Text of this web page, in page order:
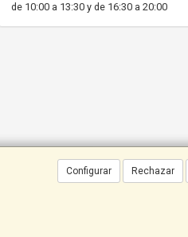
Configurar Rechazar
de 10:00 a 13:30 y de 16:30 a 20:00